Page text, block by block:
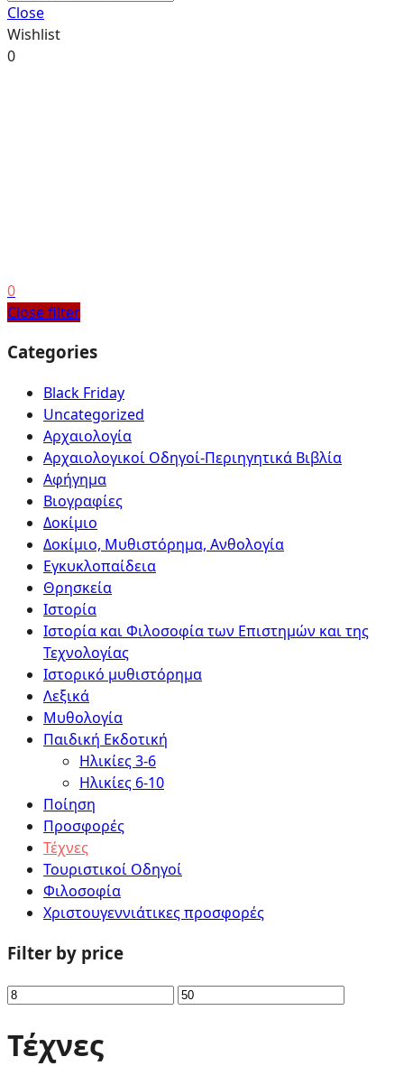
Close
Wishlist
0
0
Close filter
Categories
Black Friday
Uncategorized
Αρχαιολογία
Αρχαιολογικοί Οδηγοί-Περιηγητικά Βιβλία
Αφήγημα
Βιογραφίες
Δοκίμιο
Δοκίμιο, Μυθιστόρημα, Ανθολογία
Εγκυκλοπαίδεια
Θρησκεία
Ιστορία
Ιστορία και Φιλοσοφία των Επιστημών και της
Τεχνολογίας
Ιστορικό μυθιστόρημα
Λεξικά
Μυθολογία
Παιδική Εκδοτική
Ηλικίες 3-6
Ηλικίες 6-10
Ποίηση
Προσφορές
Τέχνες
Τουριστικοί Οδηγοί
Φιλοσοφία
Χριστουγεννιάτικες προσφορές
Filter by price
Τέχνες